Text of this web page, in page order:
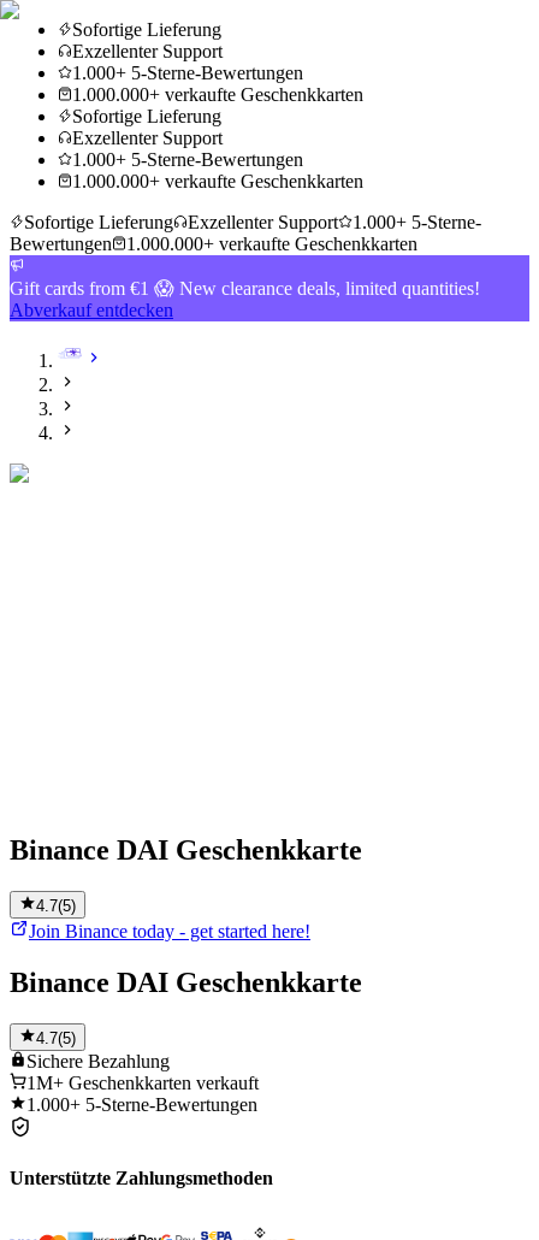
Sofortige Lieferung
Exzellenter Support
1.000+ 5-Sterne-Bewertungen
1.000.000+ verkaufte Geschenkkarten
Sofortige Lieferung
Exzellenter Support
1.000+ 5-Sterne-Bewertungen
1.000.000+ verkaufte Geschenkkarten
Sofortige Lieferung
Exzellenter Support
1.000+ 5-Sterne-
Bewertungen
1.000.000+ verkaufte Geschenkkarten
Gift cards from €1 😱 New clearance deals, limited quantities!
Abverkauf entdecken
Binance DAI Geschenkkarte
4.7(5)
Join Binance today - get started here!
Binance DAI Geschenkkarte
4.7(5)
Sichere Bezahlung
1M+ Geschenkkarten verkauft
1.000+ 5-Sterne-Bewertungen
Unterstützte Zahlungsmethoden